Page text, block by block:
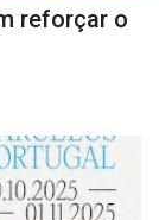
reforçar o